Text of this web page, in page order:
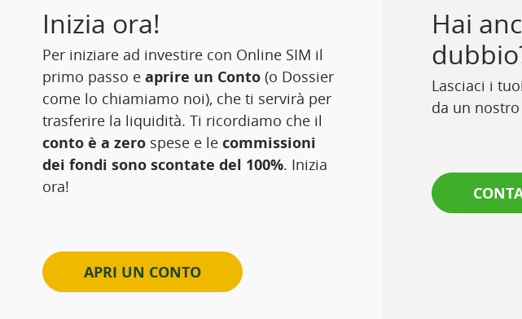
Inizia ora!
Per iniziare ad investire con Online SIM il
primo passo e aprire un Conto (o Dossier
come lo chiamiamo noi), che ti servirà per
trasferire la liquidità. Ti ricordiamo che il
conto è a zero spese e le commissioni
dei fondi sono scontate del 100%. Inizia
ora!
APRI UN CONTO
Hai
Lasciaci i
da un